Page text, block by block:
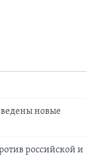
новые
российской и